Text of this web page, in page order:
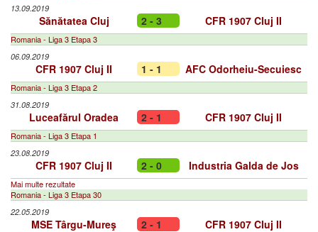
13.09.2019
Sănătatea Cluj 2 - 3 CFR 1907 Cluj II
Romania - Liga 3 Etapa 3
06.09.2019
CFR 1907 Cluj II 1 - 1 AFC Odorheiu-Secuiesc
Romania - Liga 3 Etapa 2
31.08.2019
Luceafărul Oradea 2 - 1 CFR 1907 Cluj II
Romania - Liga 3 Etapa 1
23.08.2019
CFR 1907 Cluj II 2 - 0 Industria Galda de Jos
Mai multe rezultate
Romania - Liga 3 Etapa 30
22.05.2019
MSE Târgu-Mureş 2 - 1 CFR 1907 Cluj II